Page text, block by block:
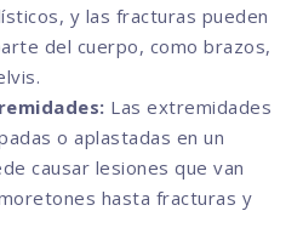
y las fracturas pueden
del cuerpo, como brazos,
Las extremidades
o aplastadas en un
causar lesiones que van
hasta fracturas y